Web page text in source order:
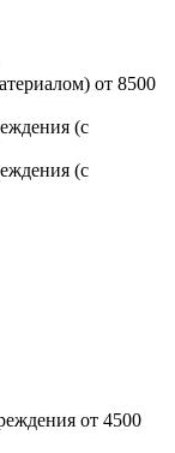
от 8500
(с
(с
от 4500